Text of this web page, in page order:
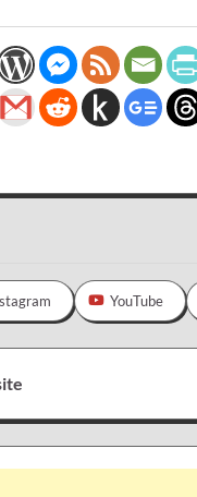
YouTube